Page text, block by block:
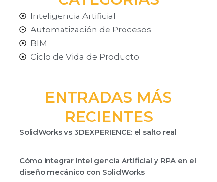
Inteligencia Artificial
Automatización de Procesos
BIM
Ciclo de Vida de Producto
ENTRADAS MÁS
RECIENTES
SolidWorks vs 3DEXPERIENCE: el salto real
Cómo integrar Inteligencia Artificial y RPA en el
diseño mecánico con SolidWorks